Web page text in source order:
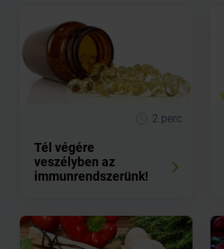
2 perc
Tél végére
veszélyben az
immunrendszerünk!